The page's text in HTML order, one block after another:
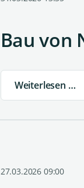
Bau von
Weiterlesen …
27.03.2026 09:00